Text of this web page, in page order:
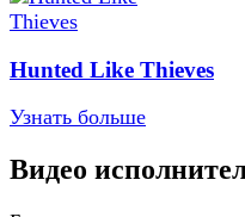
Hunted Like Thieves
Узнать больше
Видео